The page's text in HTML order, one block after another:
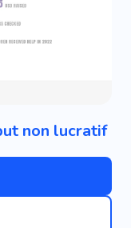
non lucratif